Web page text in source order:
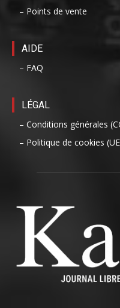
– Points de vente
AIDE
– FAQ
LÉGAL
– Conditions générales
– Politique de cookies